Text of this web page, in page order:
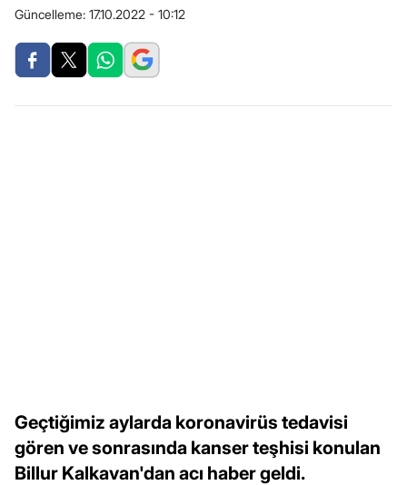
Güncelleme: 17.10.2022 - 10:12
Geçtiğimiz aylarda koronavirüs tedavisi
gören ve sonrasında kanser teşhisi konulan
Billur Kalkavan'dan acı haber geldi.